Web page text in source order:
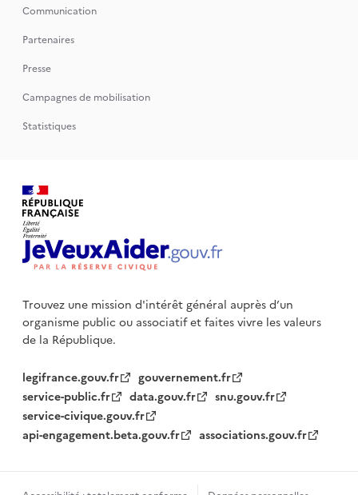
Communication
Partenaires
Presse
Campagnes de mobilisation
Statistiques
Trouvez une mission d'intérêt général auprès d’un
organisme publicou associatif et faites vivre les valeurs
de la République.
legifrance.gouv.fr
gouvernement.fr
service-public.fr
data.gouv.fr
snu.gouv.fr
service-civique.gouv.fr
api-engagement.beta.gouv.fr
associations.gouv.fr